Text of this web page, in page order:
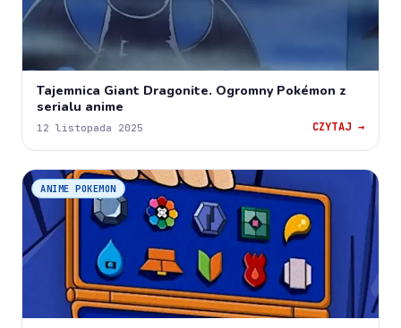
Tajemnica Giant Dragonite. Ogromny Pokémon z
serialu anime
12 listopada 2025 CZYTAJ →
ANIME POKEMON